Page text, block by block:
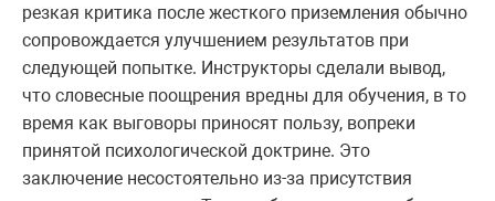
резкая критика после жесткого приземления обычно
сопровождается улучшением результатов при
следующей попытке. Инструкторы сделали вывод,
что словесные поощрения вредны для обучения, в то
время как выговоры приносят пользу, вопреки
принятой психологической доктрине. Это
заключение несостоятельно из-за присутствия